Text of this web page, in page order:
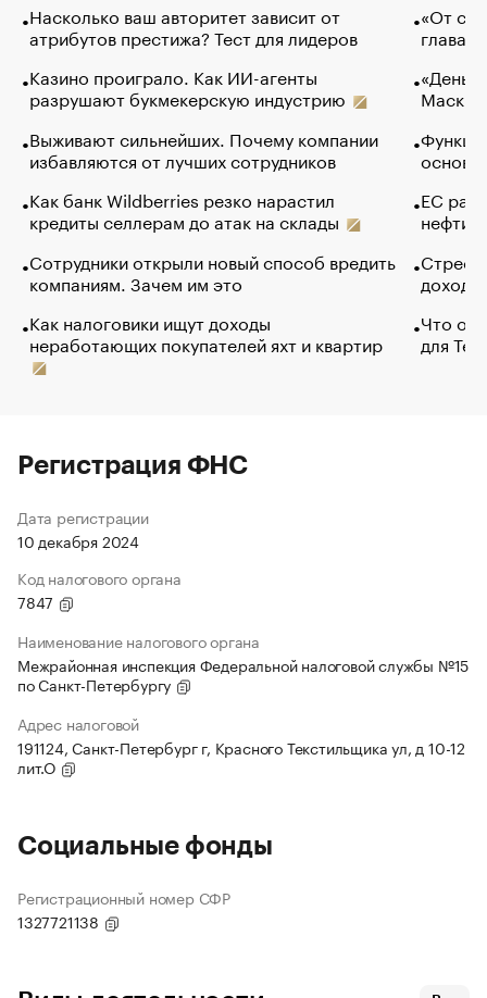
Насколько ваш авторитет зависит от
атрибутов престижа? Тест для лидеров
Казино проиграло. Как ИИ-агенты
разрушают букмекерскую индустрию
Выживают сильнейших. Почему компании
избавляются от лучших сотрудников
Как банк Wildberries резко нарастил
кредиты селлерам до атак на склады
Сотрудники открыли новый способ вредить
компаниям. Зачем им это
Как налоговики ищут доходы
неработающих покупателей яхт и квартир
«От
глава
Маск в
основ
ЕС
нефти
Что
для
Регистрация ФНС
Дата регистрации
10 декабря 2024
Код налогового органа
7847
Наименование налогового органа
Межрайонная инспекция Федеральной налоговой службы №15
по Санкт-Петербургу
Адрес налоговой
191124, Санкт-Петербург г, Красного Текстильщика ул, д 10-12
лит.О
Социальные фонды
Регистрационный номер СФР
1327721138